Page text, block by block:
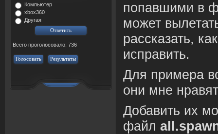
Компьютер
xbox360
Другая
Всего проголосовало: 736
Голосовать Результаты
попавшими в
может
рассказать,
исправить.
Для примера
они мне
Добавить их
файл